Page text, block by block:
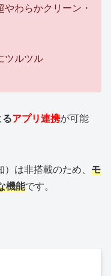
わらかクリーン・
ツルツル
アプリ連携が可能
は非搭載のため、 モ
機能です。